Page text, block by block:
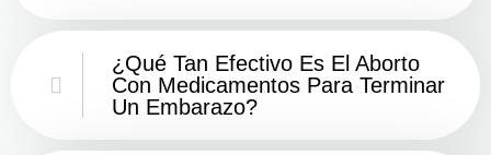
¿Qué Tan Efectivo Es El Aborto
Con Medicamentos Para Terminar
Un Embarazo?